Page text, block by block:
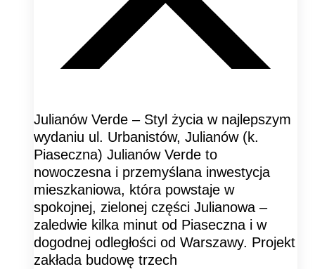
Julianów Verde – Styl życia w najlepszym
wydaniu ul. Urbanistów, Julianów (k.
Piaseczna) Julianów Verde to
nowoczesna i przemyślana inwestycja
mieszkaniowa, która powstaje w
spokojnej, zielonej części Julianowa –
zaledwie kilka minut od Piaseczna i w
dogodnej odległości od Warszawy. Projekt
zakłada budowę trzech